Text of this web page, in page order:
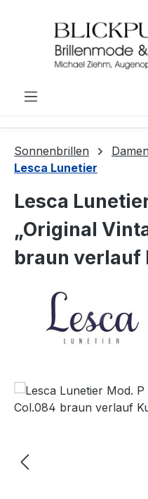
Sonnenbrillen
Lesca Lunetier
Lesca
„Original
braun verlauf
Bildergalerie